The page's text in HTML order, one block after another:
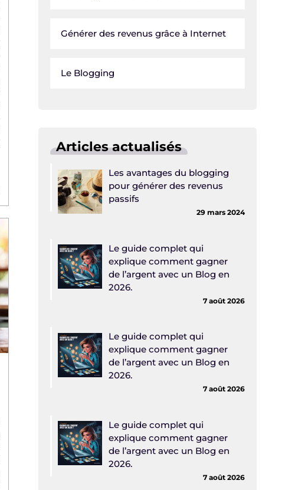
Générer des revenus grâce à Internet
Le Blogging
Articles actualisés
Les avantages du blogging
pour générer des revenus
passifs
29 mars 2024
Le guide complet qui
explique comment gagner
de l’argent avec un Blog en
2026.
7 août 2026
Le guide complet qui
explique comment gagner
de l’argent avec un Blog en
2026.
7 août 2026
Le guide complet qui
explique comment gagner
de l’argent avec un Blog en
2026.
7 août 2026